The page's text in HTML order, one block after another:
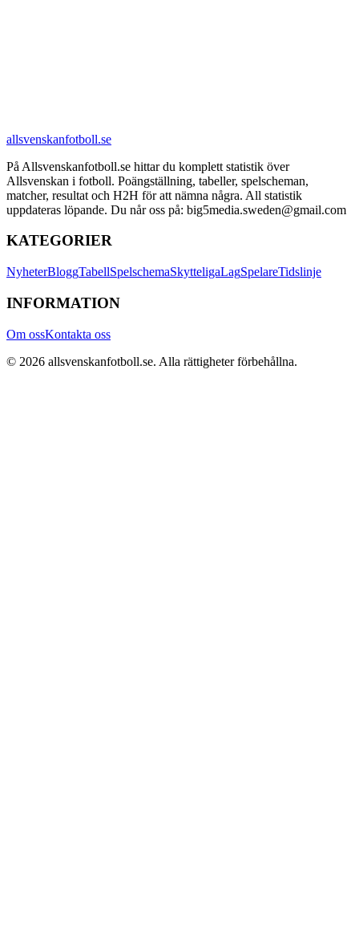
allsvenskanfotboll.se
På Allsvenskanfotboll.se hittar du komplett statistik över
Allsvenskan i fotboll. Poängställning, tabeller, spelscheman,
matcher, resultat och H2H för att nämna några. All statistik
uppdateras löpande. Du når oss på: big5media.sweden@gmail.com
KATEGORIER
NyheterBloggTabellSpelschemaSkytteligaLagSpelareTidslinje
INFORMATION
Om ossKontakta oss
© 2026 allsvenskanfotboll.se. Alla rättigheter förbehållna.